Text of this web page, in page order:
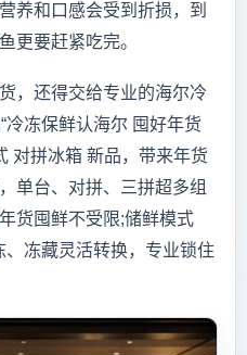
养和口感会受到折损，到
更要赶紧吃完。
，还得交给专业的海尔冷
冷冻保鲜认海尔 囤好年货
对拼冰箱 新品，带来年货
单台、对拼、三拼超多组
货囤鲜不受限;储鲜模式
冻藏灵活转换，专业锁住